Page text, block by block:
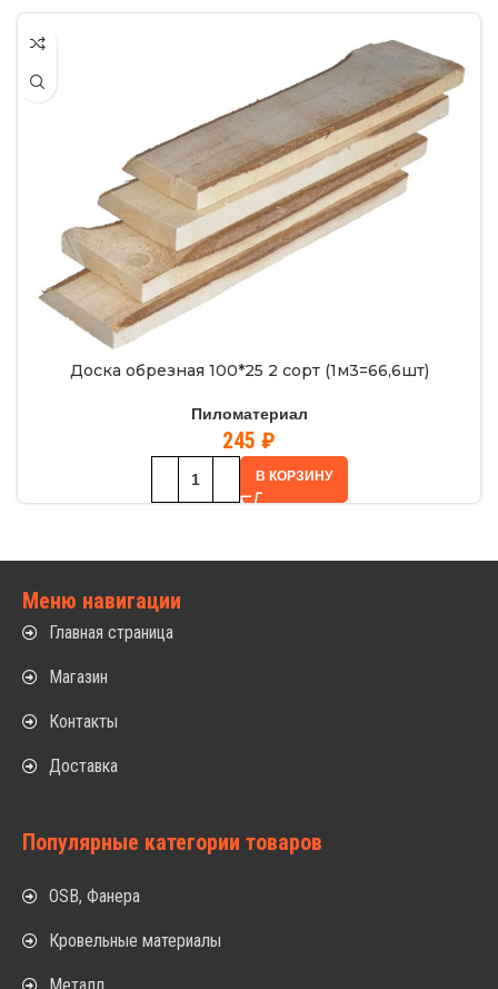
Доска обрезная 100*25 2 сорт (1м3=66,6шт)
Пиломатериал
245 ₽
В КОРЗИНУ
Меню навигации
Главная страница
Магазин
Контакты
Доставка
Популярные категории товаров
OSB, Фанера
Кровельные материалы